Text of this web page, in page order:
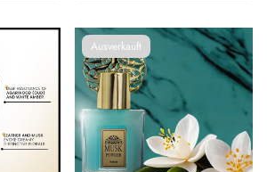
Ausverkauft